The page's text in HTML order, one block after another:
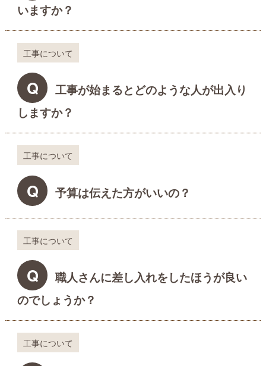
いますか？
工事について
Q
工事が始まるとどのような人が出入り
しますか？
工事について
Q 予算は伝えた方がいいの？
工事について
Q
職人さんに差し入れをしたほうが良い
のでしょうか？
工事について